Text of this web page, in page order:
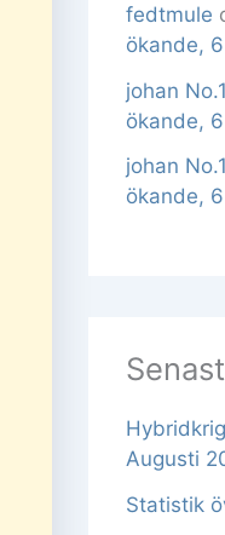
fedtmule
ökande,
johan No.1
ökande,
johan No.1
ökande,
Augusti
Statistik